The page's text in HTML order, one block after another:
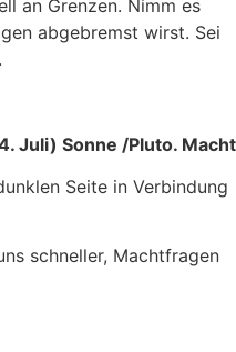
an Grenzen. Nimm es
abgebremst wirst. Sei
Juli) Sonne /Pluto. Macht
Seite in Verbindung
schneller, Machtfragen